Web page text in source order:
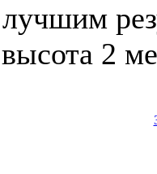
высота 2